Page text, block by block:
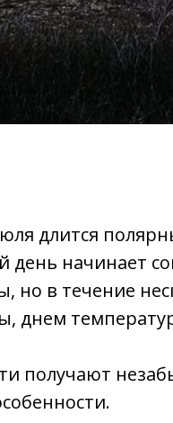
длится
день начинает
в течение
днем
получают